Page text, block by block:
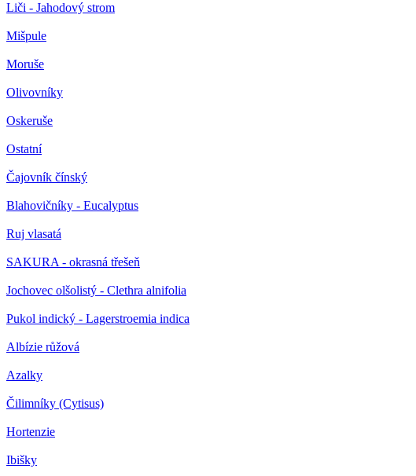
Liči - Jahodový strom
Mišpule
Moruše
Olivovníky
Oskeruše
Ostatní
Čajovník čínský
Blahovičníky - Eucalyptus
Ruj vlasatá
SAKURA - okrasná třešeň
Jochovec olšolistý - Clethra alnifolia
Pukol indický - Lagerstroemia indica
Albízie růžová
Azalky
Čilimníky (Cytisus)
Hortenzie
Ibišky